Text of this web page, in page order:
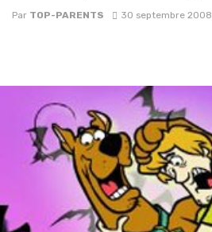
Par TOP-PARENTS 30 septembre 2008